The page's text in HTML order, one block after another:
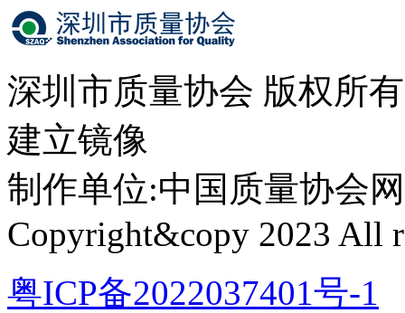
深圳市质量协会 版权所
建立镜像
制作单位:中国质量协会
Copyright&copy 2023 All
粤ICP备2022037401号-1